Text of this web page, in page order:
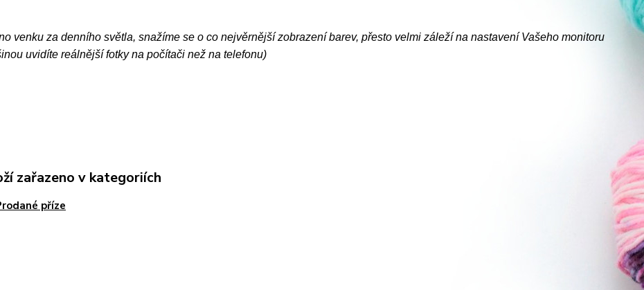
venku za denního světla, snažíme se o co nejvěrnější zobrazení barev, přesto velmi záleží na nastavení Vašeho monitoru
uvidíte reálnější fotky na počítači než na telefonu)
zařazeno v kategoriích
příze